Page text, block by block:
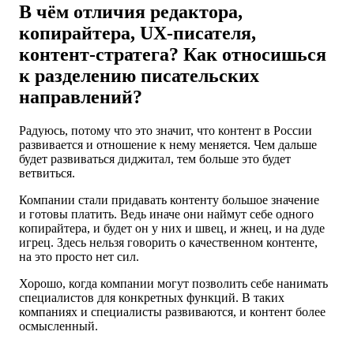
В чём отличия редактора,
копирайтера, UX-писателя,
контент-стратега? Как относишься
к разделению писательских
направлений?
Радуюсь, потому что это значит, что контент в России
развивается и отношение к нему меняется. Чем дальше
будет развиваться диджитал, тем больше это будет
ветвиться.
Компании стали придавать контенту большое значение
и готовы платить. Ведь иначе они наймут себе одного
копирайтера, и будет он у них и швец, и жнец, и на дуде
игрец. Здесь нельзя говорить о качественном контенте,
на это просто нет сил.
Хорошо, когда компании могут позволить себе нанимать
специалистов для конкретных функций. В таких
компаниях и специалисты развиваются, и контент более
осмысленный.